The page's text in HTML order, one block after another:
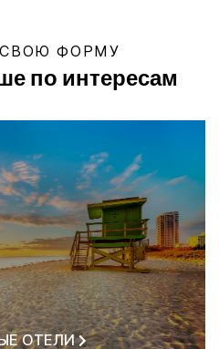
ФОРМУ
по интересам
ОТЕЛИ